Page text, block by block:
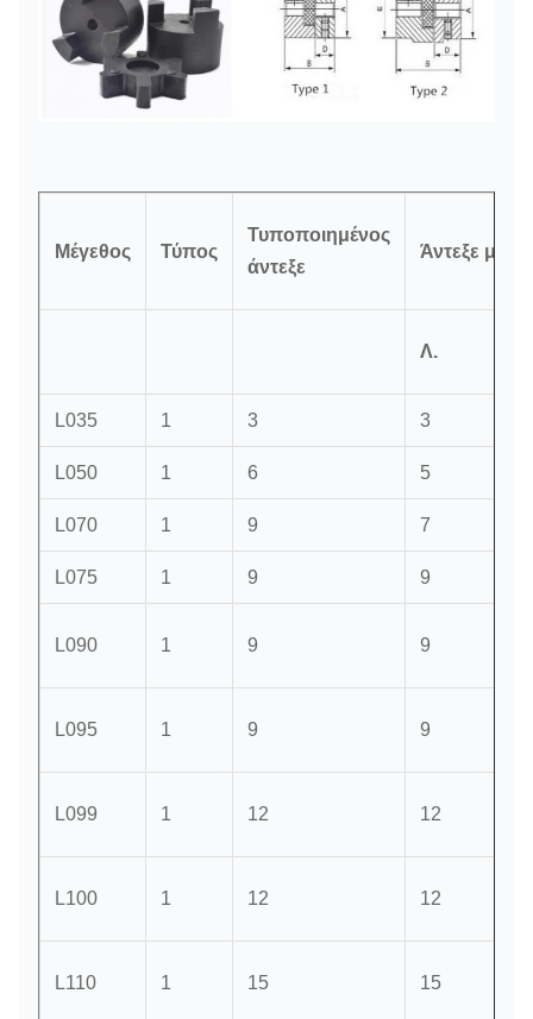
Μέγεθος Τύπος
Τυποποιημένος
άντεξε
Άντεξε
Λ.
L035 1 3 3
L050 1 6 5
L070 1 9 7
L075 1 9 9
L090 1 9 9
L095 1 9 9
L099 1 12 12
L100 1 12 12
L110 1 15 15